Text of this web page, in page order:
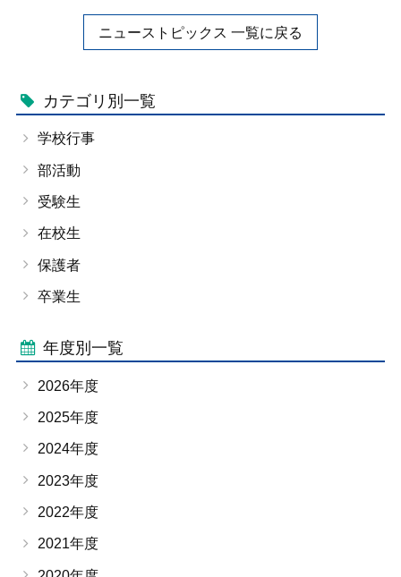
ニューストピックス 一覧に戻る
カテゴリ別一覧
学校行事
部活動
受験生
在校生
保護者
卒業生
年度別一覧
2026年度
2025年度
2024年度
2023年度
2022年度
2021年度